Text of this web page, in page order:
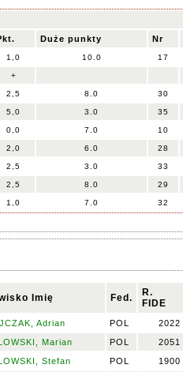
Duże punkty Nr
1,0 10.0 17
+
2,5 8.0 30
5,0 3.0 35
0,0 7.0 10
2,0 6.0 28
2,5 3.0 33
2,5 8.0 29
1,0 7.0 32
Imię Fed.
R.
FIDE
Adrian POL 2022
Marian POL 2051
Stefan POL 1900